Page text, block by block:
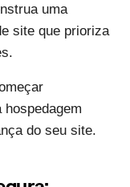
uma
site que prioriza
do seu site.